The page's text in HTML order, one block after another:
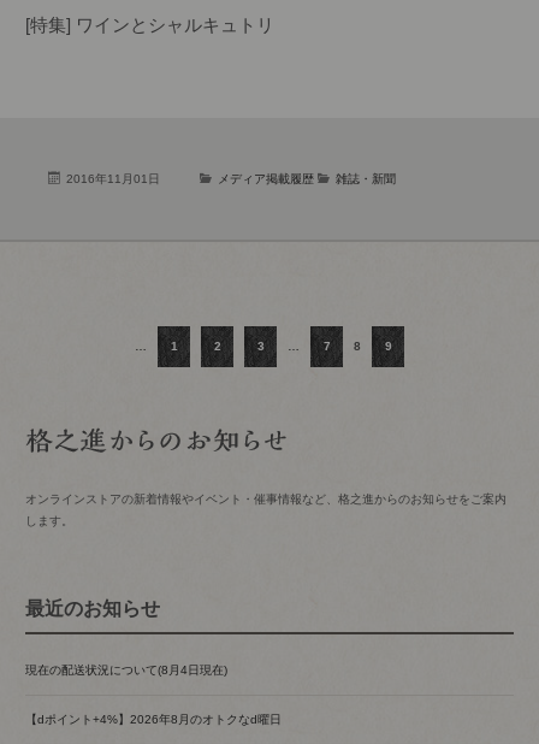
[特集] ワインとシャルキュトリ
2016年11月01日 メディア掲載履歴 雑誌・新聞
1 2 3 7 8 9
オンラインストアの新着情報やイベント・催事情報など、格之進からのお知らせをご案内
します。
最近のお知らせ
現在の配送状況について(8月4日現在)
【dポイント+4%】2026年8月のオトクなd曜日